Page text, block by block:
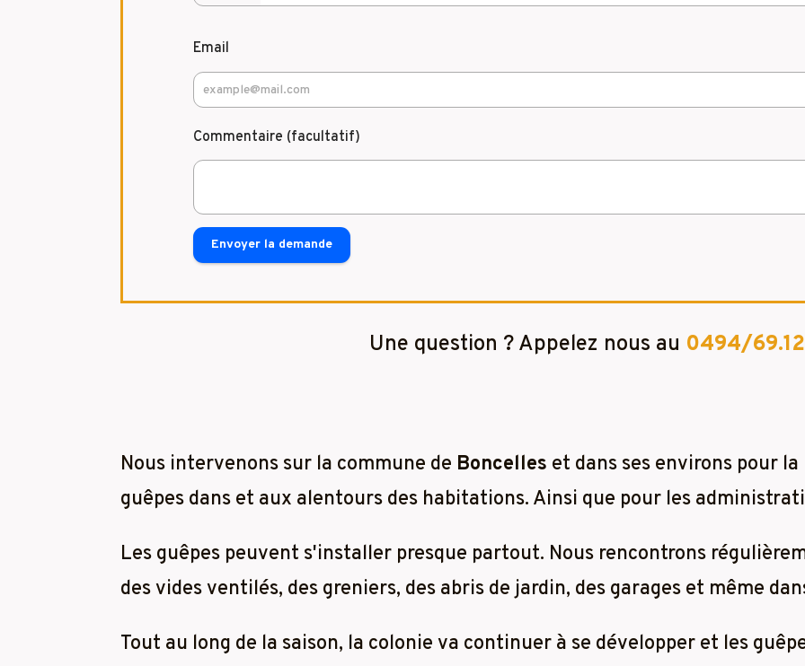
Email
Commentaire (facultatif)
Envoyer la demande
Une question ? Appelez nous au 0494/
Nous intervenons sur la commune de Boncelles et dans ses environs pour
guêpes dans et aux alentours des habitations. Ainsi que pour les
Les guêpes peuvent s'installer presque partout. Nous rencontrons
des vides ventilés, des greniers, des abris de jardin, des garages et même
Tout au long de la saison, la colonie va continuer à se développer et les